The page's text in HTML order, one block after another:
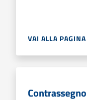
VAI ALLA PAGINA